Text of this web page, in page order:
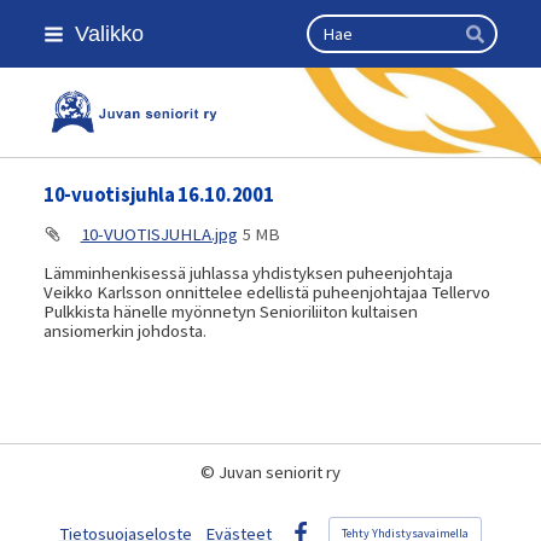
Siirry
sivun
Valikko Haku
Hae
Kansallinen senioriliitto
10-vuotisjuhla 16.10.2001
10-VUOTISJUHLA.jpg 5 MB
Lämminhenkisessä juhlassa yhdistyksen puheenjohtaja
Veikko Karlsson onnittelee edellistä puheenjohtajaa Tellervo
Pulkkista hänelle myönnetyn Senioriliiton kultaisen
ansiomerkin johdosta.
© Juvan seniorit ry
Tietosuojaseloste
Evästeet
Tehty Yhdistysavaimella